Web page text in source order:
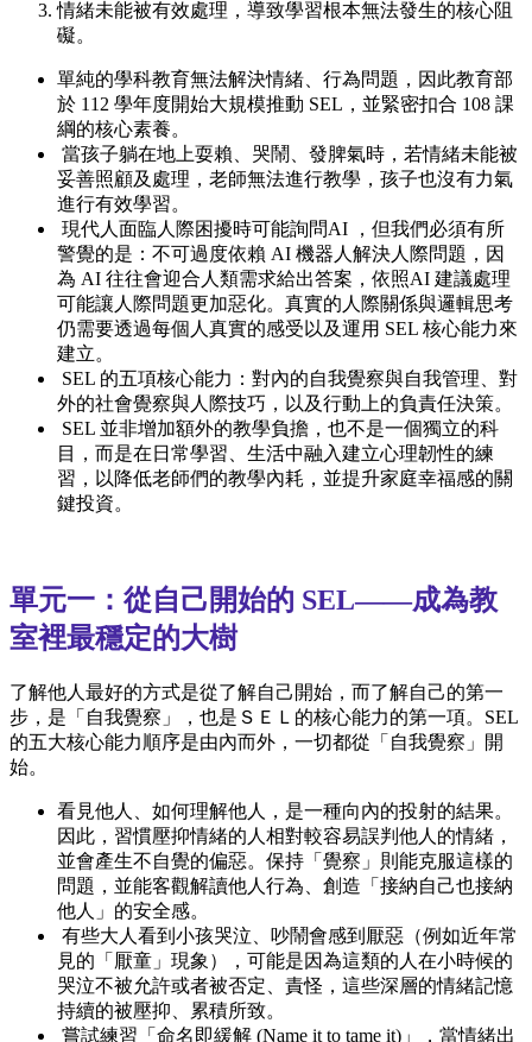
情緒未能被有效處理，導致學習根本無法發生的核心阻
礙。
單純的學科教育無法解決情緒、行為問題，因此教育部
於 112 學年度開始大規模推動 SEL，並緊密扣合 108 課
綱的核心素養。
當孩子躺在地上耍賴、哭鬧、發脾氣時，若情緒未能被
妥善照顧及處理，老師無法進行教學，孩子也沒有力氣
進行有效學習。
現代人面臨人際困擾時可能詢問AI ，但我們必須有所
警覺的是：不可過度依賴 AI 機器人解決人際問題，因
為 AI 往往會迎合人類需求給出答案，依照AI 建議處理
可能讓人際問題更加惡化。真實的人際關係與邏輯思考
仍需要透過每個人真實的感受以及運用 SEL 核心能力來
建立。
SEL 的五項核心能力：對內的自我覺察與自我管理、對
外的社會覺察與人際技巧，以及行動上的負責任決策。
SEL 並非增加額外的教學負擔，也不是一個獨立的科
目，而是在日常學習、生活中融入建立心理韌性的練
習，以降低老師們的教學內耗，並提升家庭幸福感的關
鍵投資。
單元一：從自己開始的 SEL——成為教
室裡最穩定的大樹
了解他人最好的方式是從了解自己開始，而了解自己的第一
步，是「自我覺察」，也是ＳＥＬ的核心能力的第一項。SEL
的五大核心能力順序是由內而外，一切都從「自我覺察」開
始。
看見他人、如何理解他人，是一種向內的投射的結果。
因此，習慣壓抑情緒的人相對較容易誤判他人的情緒，
並會產生不自覺的偏惡。保持「覺察」則能克服這樣的
問題，並能客觀解讀他人行為、創造「接納自己也接納
他人」的安全感。
有些大人看到小孩哭泣、吵鬧會感到厭惡（例如近年常
見的「厭童」現象），可能是因為這類的人在小時候的
哭泣不被允許或者被否定、責怪，這些深層的情緒記憶
持續的被壓抑、累積所致。
嘗試練習「命名即緩解 (Name it to tame it)」，當情緒出